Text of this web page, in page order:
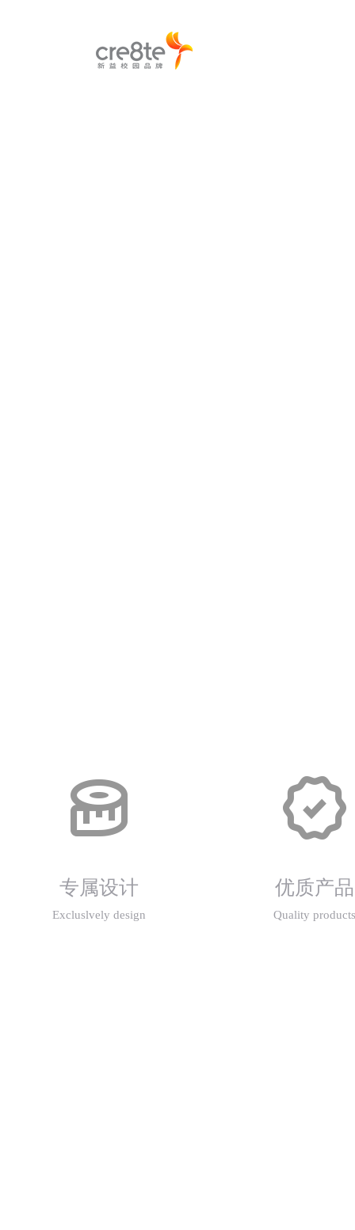
专属设计
Excluslvely design
优质产品
Quality products